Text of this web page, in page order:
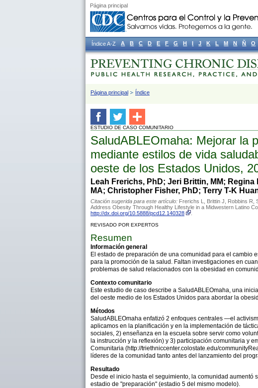
Página principal
Página principal Índice
ESTUDIO DE CASO COMUNITARIO
SaludABLEOmaha: Mejorar la
mediante estilos de vida
oeste de los Estados Unidos,
Leah Frerichs, PhD; Jeri Brittin, MM;
MA; Christopher Fisher, PhD; Terry T-K
Citación sugerida para este artículo: Frerichs L, Brittin J, Robbins R,
Address Obesity Through Healthy Lifestyle in a Midwestern Latino
http://dx.doi.org/10.5888/pcd12.140328
.
REVISADO POR EXPERTOS
Resumen
Información general
El estado de preparación de una comunidad para el cambio
para la promoción de la salud. Faltan investigaciones en
problemas de salud relacionados con la obesidad en
Contexto comunitario
Este estudio de caso describe a SaludABLEOmaha, una
del oeste medio de los Estados Unidos para abordar la
Métodos
SaludABLEOmaha enfatizó 2 enfoques centrales —el
aplicamos en la planificación y en la implementación de
sociales, 2) enseñanza en la escuela sobre servir como
la instrucción y la reflexión) y 3) participación comunitaria y
Comunitaria (http://triethniccenter.colostate.edu/
líderes de la comunidad tanto antes del lanzamiento del
Resultado
Desde el inicio hasta el seguimiento, la comunidad
estadio de "preparación" (estadio 5 del mismo modelo).
Índice A-Z A B C D E F G H I J K L M N Ñ O